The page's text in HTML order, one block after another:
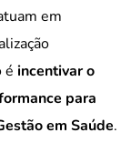
em
é incentivar o
para
em Saúde.